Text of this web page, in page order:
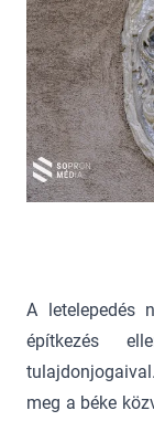
A letelepedés
építkezés
meg a béke